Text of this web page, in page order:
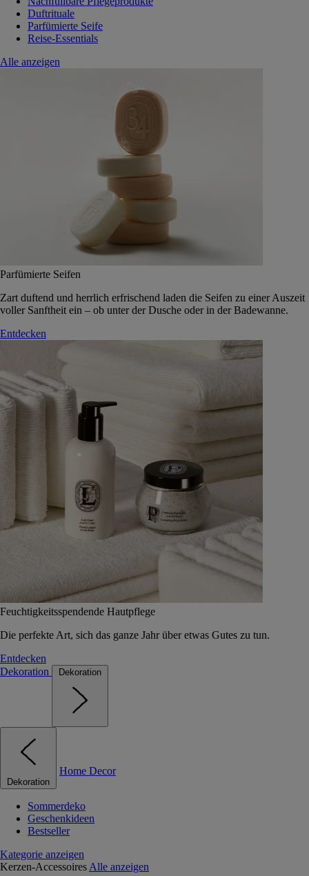
Duftrituale
Parfümierte Seife
Reise-Essentials
Alle anzeigen
Parfümierte Seifen
Zart duftend und herrlich erfrischend laden die Seifen zu einer Auszeit
voller Sanftheit ein – ob unter der Dusche oder in der Badewanne.
Entdecken
Feuchtigkeitsspendende Hautpflege
Die perfekte Art, sich das ganze Jahr über etwas Gutes zu tun.
Entdecken
Dekoration
Dekoration
Dekoration
Home Decor
Sommerdeko
Geschenkideen
Bestseller
Kategorie anzeigen
Kerzen-Accessoires Alle anzeigen